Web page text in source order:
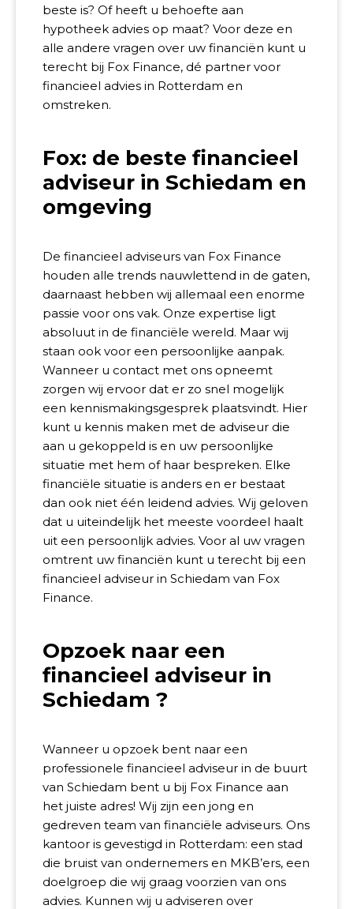
beste is? Of heeft u behoefte aan
hypotheek advies op maat? Voor deze en
alle andere vragen over uw financiën kunt u
terecht bij Fox Finance, dé partner voor
financieel advies in Rotterdam en
omstreken.
Fox: de beste financieel
adviseur in Schiedam en
omgeving
De financieel adviseurs van Fox Finance
houden alle trends nauwlettend in de gaten,
daarnaast hebben wij allemaal een enorme
passie voor ons vak. Onze expertise ligt
absoluut in de financiële wereld. Maar wij
staan ook voor een persoonlijke aanpak.
Wanneer u contact met ons opneemt
zorgen wij ervoor dat er zo snel mogelijk
een kennismakingsgesprek plaatsvindt. Hier
kunt u kennis maken met de adviseur die
aan u gekoppeld is en uw persoonlijke
situatie met hem of haar bespreken. Elke
financiële situatie is anders en er bestaat
dan ook niet één leidend advies. Wij geloven
dat u uiteindelijk het meeste voordeel haalt
uit een persoonlijk advies. Voor al uw vragen
omtrent uw financiën kunt u terecht bij een
financieel adviseur in Schiedam van Fox
Finance.
Opzoek naar een
financieel adviseur in
Schiedam ?
Wanneer u opzoek bent naar een
professionele financieel adviseur in de buurt
van Schiedam bent u bij Fox Finance aan
het juiste adres! Wij zijn een jong en
gedreven team van financiële adviseurs. Ons
kantoor is gevestigd in Rotterdam: een stad
die bruist van ondernemers en MKB’ers, een
doelgroep die wij graag voorzien van ons
advies. Kunnen wij u adviseren over